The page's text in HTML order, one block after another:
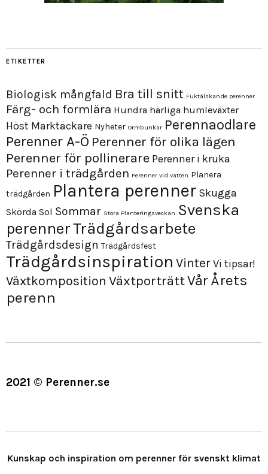
ETIKETTER
Biologisk mångfald Bra till snitt Fuktälskande perenner
Färg- och formlära Hundra härliga humleväxter
Höst Marktäckare Nyheter Ormbunkar Perennaodlare
Perenner A-Ö Perenner för olika lägen
Perenner för pollinerare Perenner i kruka
Perenner i trädgården Perenner vid vatten Planera
trädgården Plantera perenner Skugga
Skörda Sol Sommar Stora Planteringsveckan Svenska
perennerTrädgårdsarbete
Trädgårdsdesign Trädgårdsfest
Trädgårdsinspiration VinterVi tipsar!
Växtkomposition VäxtporträttVårÅrets
perenn
2021 © Perenner.se
Kunskap och inspiration om perenner för svenskt klimat